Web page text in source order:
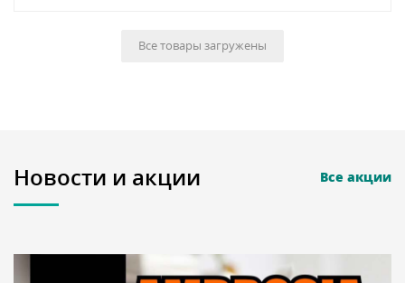
Все товары загружены
Новости и акции Все акции